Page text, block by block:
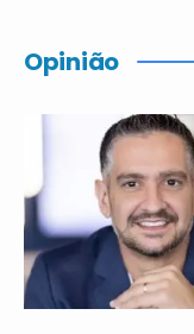
Opinião